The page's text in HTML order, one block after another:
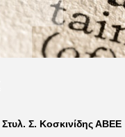
Στυλ. Σ. Κοσκινίδης ΑΒΕΕ